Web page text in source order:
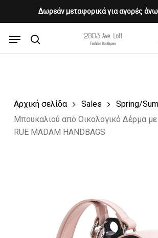
Δωρεάν μεταφορικά για αγορές
content
Menu
Cart
Αρχική σελίδα Sales Spring/
Μπουκαλιού από Οικολογικό Δέρμα
RUE MADAM HANDBAGS